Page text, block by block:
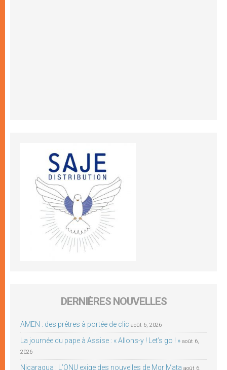
DERNIÈRES NOUVELLES
AMEN : des prêtres à portée de clic août 6, 2026
La journée du pape à Assise : « Allons-y ! Let’s go ! » août 6,
2026
Nicaragua : L’ONU exige des nouvelles de Mgr Mata août 6,